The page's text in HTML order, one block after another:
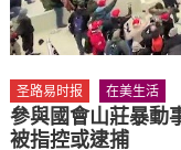
圣路易时报 在美生活
參與國會山莊暴動
被指控或逮捕